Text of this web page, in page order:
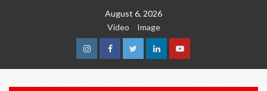
August 6, 2026
Video
Image
InstagramFacebookTwitterLinkedinYoutube